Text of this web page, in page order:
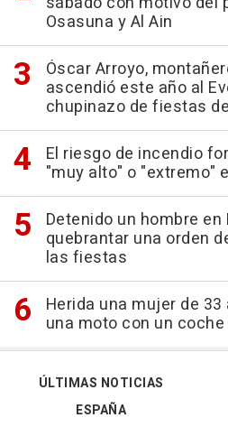
Osasuna y Al Ain
Óscar Arroyo,
ascendió este año al
chupinazo de fiestas
El riesgo de incendio
"muy alto" o "extremo"
Detenido un hombre
quebrantar una orden
las fiestas
Herida una mujer de
una moto con un
ÚLTIMAS NOTICIAS
ESPAÑA